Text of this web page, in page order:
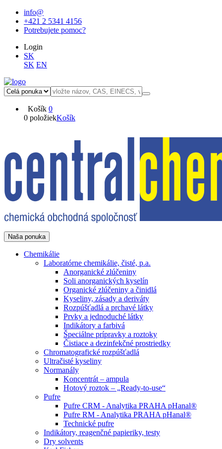
info@
+421 2 5341 4156
Potrebujete pomoc?
Login
SK
SK EN
Košík 0
0 položiekKošík
Naša ponuka
Chemikálie
Laboratórne chemikálie, čisté, p.a.
Anorganické zlúčeniny
Soli anorganických kyselín
Organické zlúčeniny a činidlá
Kyseliny, zásady a deriváty
Rozpúšťadlá a prchavé látky
Prvky a jednoduché látky
Indikátory a farbivá
Špeciálne prípravky a roztoky
Čistiace a dezinfekčné prostriedky
Chromatografické rozpúšťadlá
Ultračisté kyseliny
Normanály
Koncentrát – ampula
Hotový roztok – „Ready-to-use“
Pufre
Pufre CRM - Analytika PRAHA pHanal®
Pufre RM - Analytika PRAHA pHanal®
Technické pufre
Indikátory, reagenčné papieriky, testy
Dry solvents